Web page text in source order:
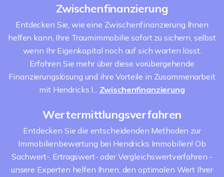
Zwischenfinanzierung
Entdecken Sie, wie eine Zwischenfinanzierung Ihnen
helfen kann, Ihre Traumimmobilie sofort zu sichern, selbst
wenn Ihr Eigenkapital noch auf sich warten lässt.
Erfahren Sie mehr über diese vorübergehende
Finanzierungslösung und ihre Vorteile in Zusammenarbeit
mit Hendricks I... Zwischenfinanzierung
Wertermittlungsverfahren
Entdecken Sie die entscheidenden Methoden zur
Immobilienbewertung bei Hendricks Immobilien! Ob
Sachwert-, Ertragswert- oder Vergleichswertverfahren -
unsere Experten helfen Ihnen, den optimalen Wert Ihrer